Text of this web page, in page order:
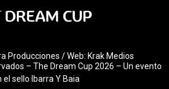
Producciones / Web: Krak Medios
– The Dream Cup 2026 – Un evento
el sello Ibarra Y Baia